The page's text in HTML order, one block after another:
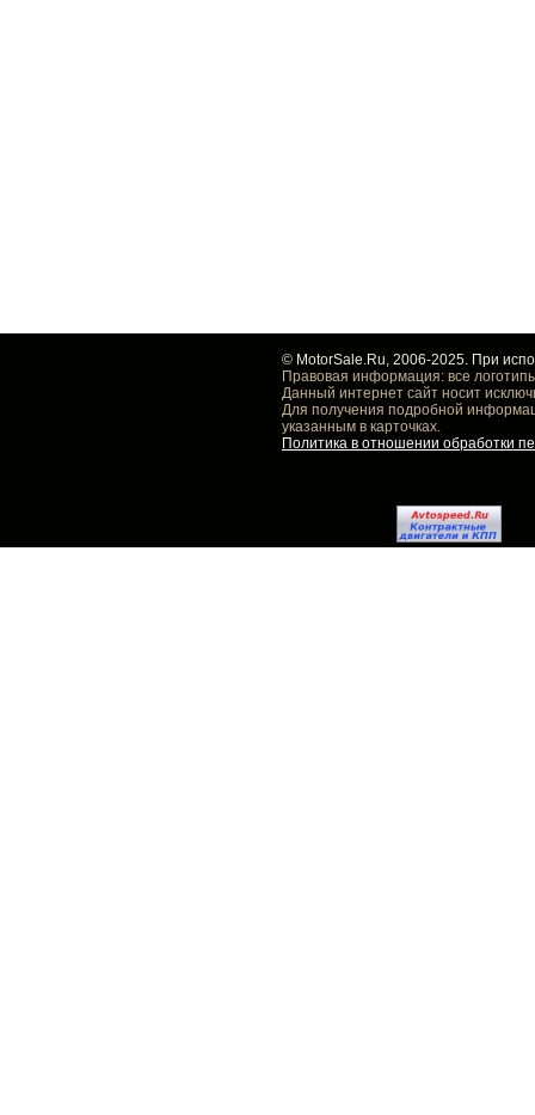
© MotorSale.Ru, 2006-2025. При
Правовая информация: все
Данный интернет сайт носит
Для получения подробной
указанным в карточках.
Политика в отношении обработки